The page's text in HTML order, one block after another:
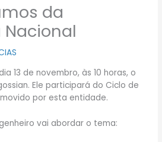
da
Nacional
13 de novembro, às 10 horas, o
Ele participará do Ciclo de
por esta entidade.
vai abordar o tema: